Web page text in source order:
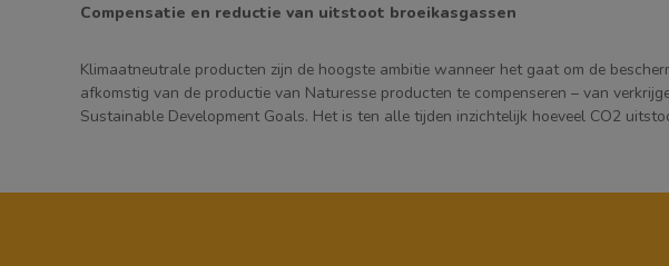
Compensatie en reductie van uitstoot broeikasgassen
Klimaatneutrale producten zijn de hoogste ambitie wanneer het gaat om de
afkomstig van de productie van Naturesse producten te compenseren – van
Sustainable Development Goals. Het is ten alle tijden inzichtelijk hoeveel CO2